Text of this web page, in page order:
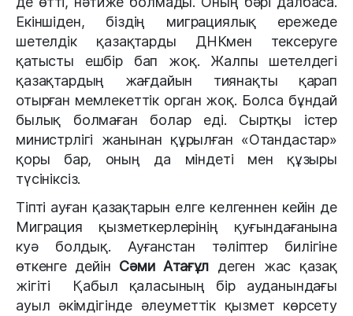
Екіншіден, біздің миграциялық ережеде
шетелдік қазақтарды ДНКмен тексеруге
қатысты ешбір бап жоқ. Жалпы шетелдегі
қазақтардың жағдайын тиянақты қарап
отырған мемлекеттік орган жоқ. Болса бұндай
былық болмаған болар еді. Сыртқы істер
министрлігі жанынан құрылған «Отандастар»
қоры бар, оның да міндеті мен құзыры
түсініксіз.
Тіпті ауған қазақтарын елге келгеннен кейін де
Миграция қызметкерлерінің қуғындағанына
куә болдық. Ауғанстан тәліптер билігіне
өткенге дейін Сәми Атағұл деген жас қазақ
жігіті Қабыл қаласының бір ауданындағы
ауыл әкімдігінде әлеуметтік қызмет көрсету